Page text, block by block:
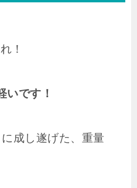
！
いです！
成し遂げた、重量